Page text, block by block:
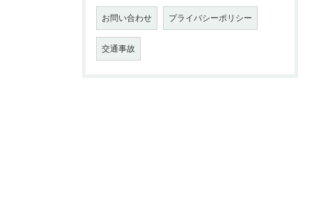
お問い合わせ プライバシーポリシー
交通事故